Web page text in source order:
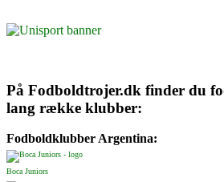
På Fodboldtrojer.dk finder du
lang række klubber:
Fodboldklubber Argentina:
Boca Juniors